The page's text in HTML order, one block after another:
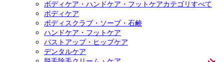
ボディケア・ハンドケア・フットケアカテゴリすべて
ボディケア
ボディスクラブ・ソープ・石鹸
ハンドケア・フットケア
バストアップ・ヒップケア
デンタルケア